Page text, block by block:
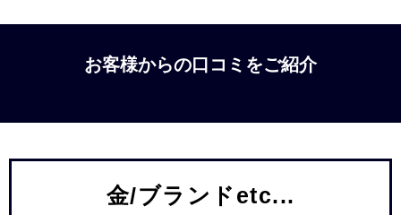
お客様からの口コミをご紹介
金/ブランドetc...